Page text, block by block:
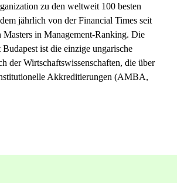
zu den weltweit 100 besten
jährlich von der Financial Times seit
Masters in Management-Ranking. Die
ist die einzige ungarische
der Wirtschaftswissenschaften, die über
Akkreditierungen (AMBA,